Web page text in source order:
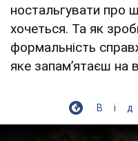
ностальгувати про
хочеться. Та як
формальність
яке запам’ятаєш на